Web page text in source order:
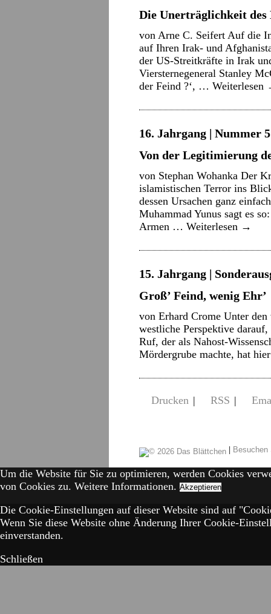
Die Unerträglichkeit des
von Arne C. Seifert Auf die
auf Ihren Irak- und
der US-Streitkräfte in Irak
Viersternegeneral Stanley
der Feind ?‘, … Weiterlesen
16. Jahrgang | Nummer
Von der Legitimierung
von Stephan Wohanka Der
islamistischen Terror ins
dessen Ursachen ganz
Muhammad Yunus sagt es
Armen … Weiterlesen →
15. Jahrgang |
Groß’ Feind, wenig Ehr’
von Erhard Crome Unter
westliche Perspektive
Ruf, der als Nahost-
Mördergrube machte, hat
Drucken | RSS |
|
Um die Website für Sie zu optimieren, werden Cookies
von Cookies zu. Weitere Informationen. Akzeptieren
Die Cookie-Einstellungen auf dieser Website sind auf
Wenn Sie diese Website ohne Änderung Ihrer Cookie-
einverstanden.
Schließen